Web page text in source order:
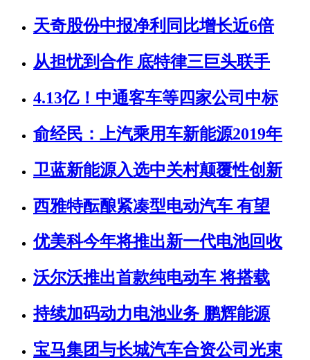
天奇股份中报净利同比增长近6倍
从担忧到合作 底特律三巨头联手
4.13亿！中通客车等四家公司中标
俞经民：上汽乘用车新能源2019年
卫蓝新能源入选中关村颠覆性创新
西雅特酝酿紧凑型电动汽车 有望
优美科今年将推出新一代电池回收
沃尔沃推出首款纯电动车 将搭载
持续加码动力电池业务 鹏辉能源
宝马集团与长城汽车合资公司光束